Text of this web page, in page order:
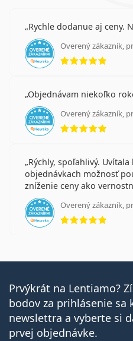
Rychle dodanue aj ceny.
Overený zákazník,
Objednávam niekoľko
Overený zákazník,
Rýchly, spoľahlivý.
objednávkach možnosť
zníženie ceny ako
Overený zákazník,
Prvýkrát na Lentiamo?
bodov za prihlásenie sa
newslettra a vyberte si
prvej objednávke.